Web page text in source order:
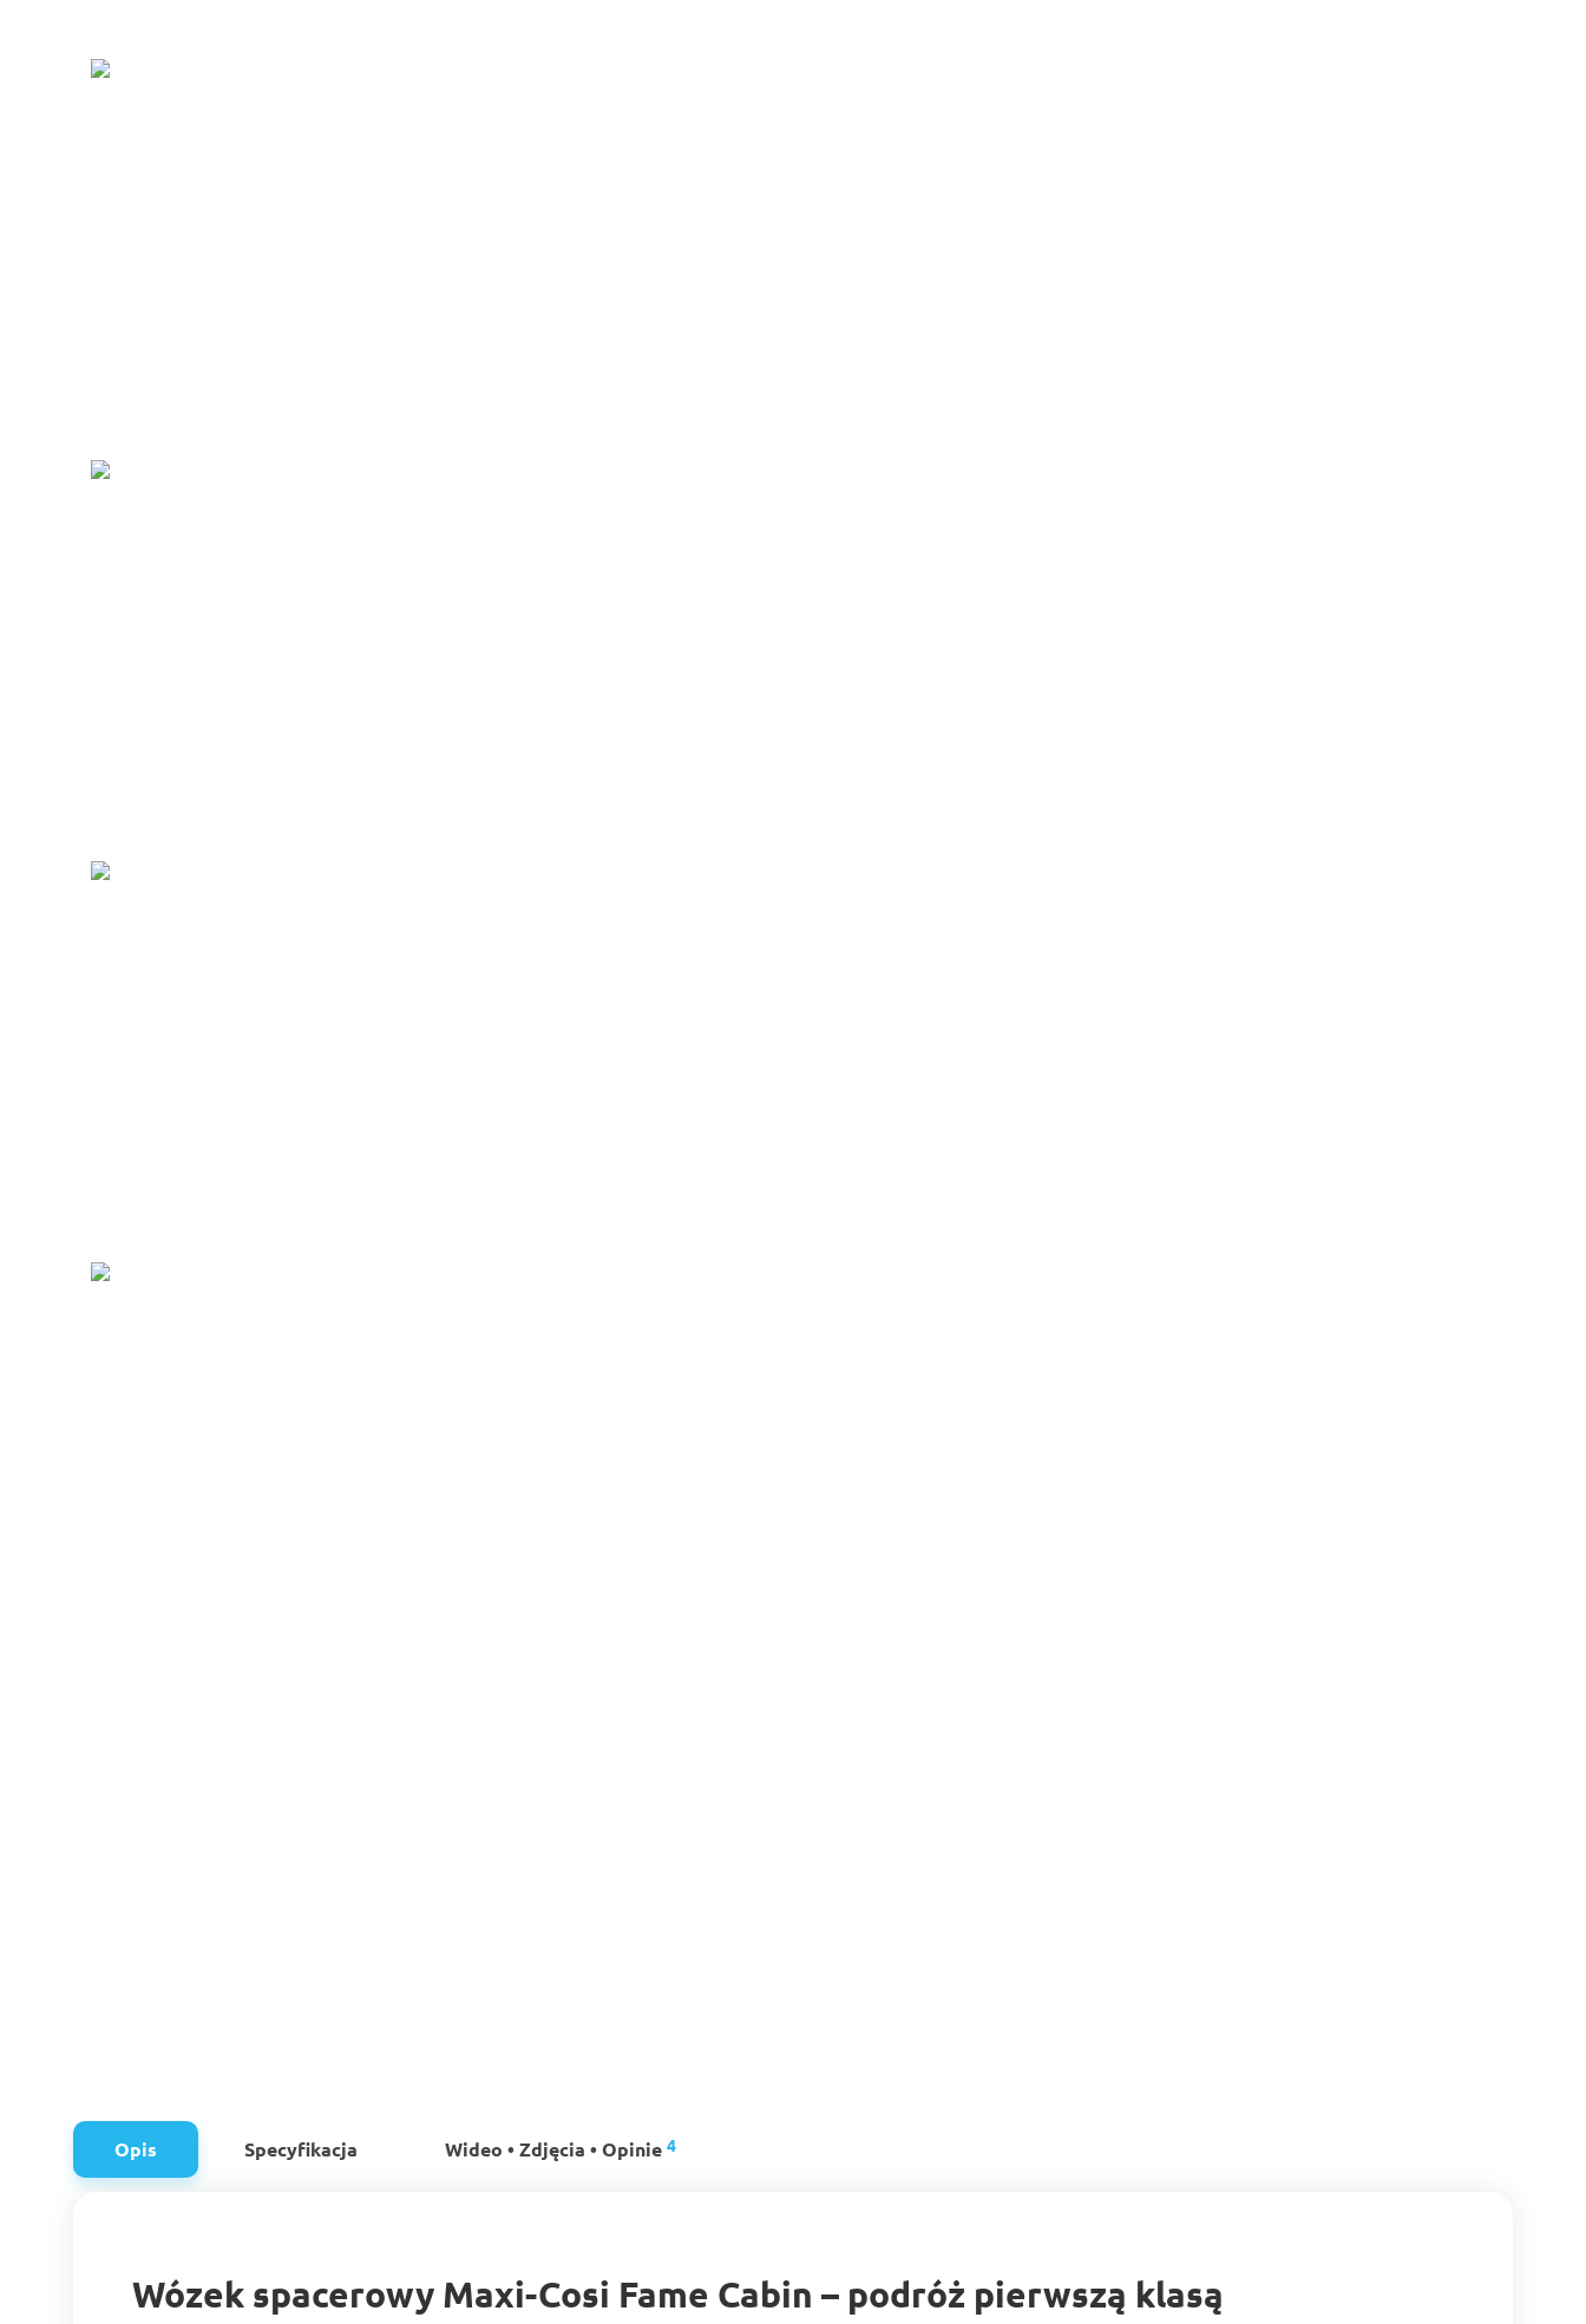
Opis Specyfikacja Wideo • Zdjęcia • Opinie 4
Wózek spacerowy Maxi-Cosi Fame Cabin – podróż pierwszą klasą